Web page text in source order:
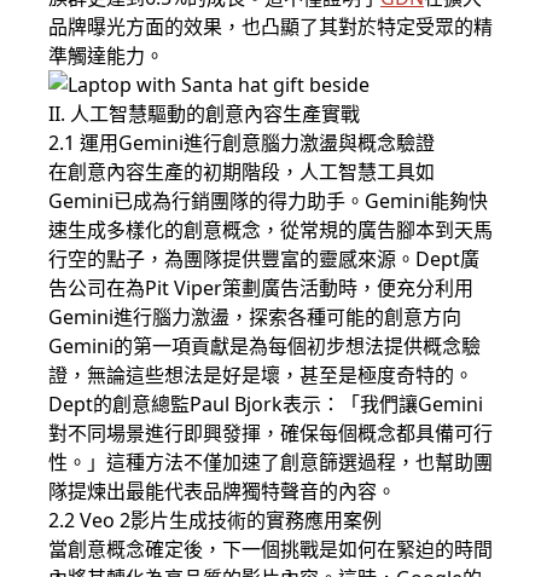
品牌曝光方面的效果，也凸顯了其對於特定受眾的精
準觸達能力。
II. 人工智慧驅動的創意內容生產實戰
2.1 運用Gemini進行創意腦力激盪與概念驗證
在創意內容生產的初期階段，人工智慧工具如
Gemini已成為行銷團隊的得力助手。Gemini能夠快
速生成多樣化的創意概念，從常規的廣告腳本到天馬
行空的點子，為團隊提供豐富的靈感來源。Dept廣
告公司在為Pit Viper策劃廣告活動時，便充分利用
Gemini進行腦力激盪，探索各種可能的創意方向
Gemini的第一項貢獻是為每個初步想法提供概念驗
證，無論這些想法是好是壞，甚至是極度奇特的。
Dept的創意總監Paul Bjork表示：「我們讓Gemini
對不同場景進行即興發揮，確保每個概念都具備可行
性。」這種方法不僅加速了創意篩選過程，也幫助團
隊提煉出最能代表品牌獨特聲音的內容。
2.2 Veo 2影片生成技術的實務應用案例
當創意概念確定後，下一個挑戰是如何在緊迫的時間